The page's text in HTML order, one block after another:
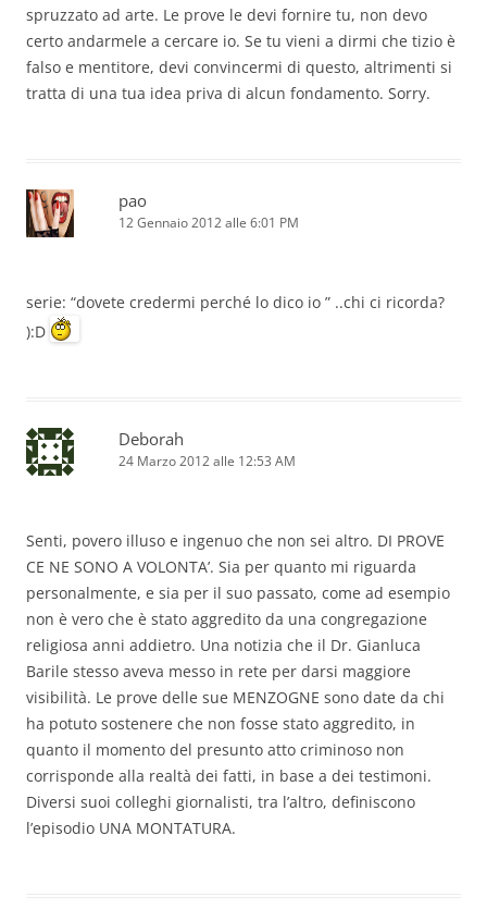
spruzzato ad arte. Le prove le devi fornire tu, non devo
certo andarmele a cercare io. Se tu vieni a dirmi che tizio è
falso e mentitore, devi convincermi di questo, altrimenti si
tratta di una tua idea priva di alcun fondamento. Sorry.
pao
12 Gennaio 2012 alle 6:01 PM
serie: “dovete credermi perché lo dico io ” ..chi ci ricorda?
):D
Deborah
24 Marzo 2012 alle 12:53 AM
Senti, povero illuso e ingenuo che non sei altro. DI PROVE
CE NE SONO A VOLONTA’. Sia per quanto mi riguarda
personalmente, e sia per il suo passato, come ad esempio
non è vero che è stato aggredito da una congregazione
religiosa anni addietro. Una notizia che il Dr. Gianluca
Barile stesso aveva messo in rete per darsi maggiore
visibilità. Le prove delle sue MENZOGNE sono date da chi
ha potuto sostenere che non fosse stato aggredito, in
quanto il momento del presunto atto criminoso non
corrisponde alla realtà dei fatti, in base a dei testimoni.
Diversi suoi colleghi giornalisti, tra l’altro, definiscono
l’episodio UNA MONTATURA.